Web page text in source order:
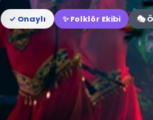
✓ Onaylı ✨Folklör Ekibi 🎭